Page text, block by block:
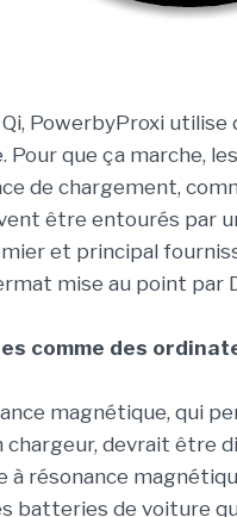
PowerbyProxi
que ça marche,
de chargement,
être entourés par
et principal
mise au point par
comme des
magnétique, qui
chargeur, devrait être
à résonance
batteries de voiture